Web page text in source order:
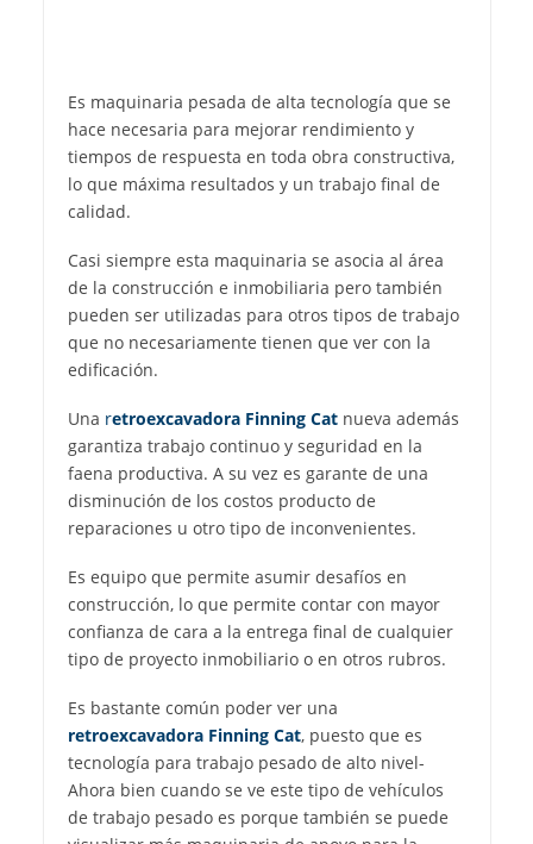
Es maquinaria pesada de alta tecnología que se
hace necesaria para mejorar rendimiento y
tiempos de respuesta en toda obra constructiva,
lo que máxima resultados y un trabajo final de
calidad.
Casi siempre esta maquinaria se asocia al área
de la construcción e inmobiliaria pero también
pueden ser utilizadas para otros tipos de trabajo
que no necesariamente tienen que ver con la
edificación.
Una retroexcavadora Finning Catnueva además
garantiza trabajo continuo y seguridad en la
faena productiva. A su vez es garante de una
disminución de los costos producto de
reparaciones u otro tipo de inconvenientes.
Es equipo que permite asumir desafíos en
construcción, lo que permite contar con mayor
confianza de cara a la entrega final de cualquier
tipo de proyecto inmobiliario o en otros rubros.
Es bastante común poder ver una
retroexcavadora Finning Cat, puesto que es
tecnología para trabajo pesado de alto nivel-
Ahora bien cuando se ve este tipo de vehículos
de trabajo pesado es porque también se puede